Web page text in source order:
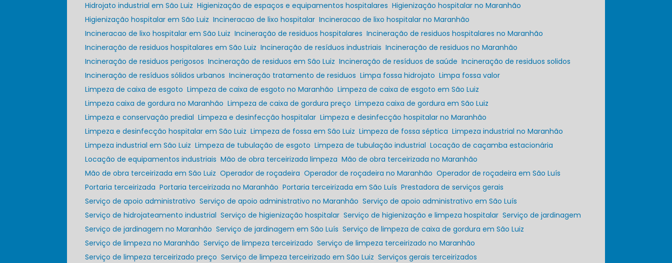
Hidrojato industrial em São Luiz
Higienização de espaços e equipamentos hospitalares
Higienização hospitalar no Maranhão
Higienização hospitalar em São Luiz
Incineracao de lixo hospitalar Incineracao de lixo hospitalar no Maranhão
Incineracao de lixo hospitalar em São Luiz
Incineração de residuos hospitalares
Incineração de residuos hospitalares no Maranhão
Incineração de residuos hospitalares em São Luiz
Incineração de resíduos industriais
Incineração de residuos no Maranhão
Incineração de residuos perigosos
Incineração de residuos em São Luiz Incineração de resíduos de saúde
Incineração de residuos solidos
Incineração de resíduos sólidos urbanos
Incineração tratamento de residuos Limpa fossa hidrojato
Limpa fossa valor
Limpeza de caixa de esgoto
Limpeza de caixa de esgoto no Maranhão
Limpeza de caixa de esgoto em São Luiz
Limpeza caixa de gordura no Maranhão
Limpeza de caixa de gordura preço
Limpeza caixa de gordura em São Luiz
Limpeza e conservação predial
Limpeza e desinfecção hospitalar
Limpeza e desinfecção hospitalar no Maranhão
Limpeza e desinfecção hospitalar em São Luiz
Limpeza de fossa em São Luiz Limpeza de fossa séptica
Limpeza industrial no Maranhão
Limpeza industrial em São Luiz
Limpeza de tubulação de esgoto Limpeza de tubulação industrial
Locação de caçamba estacionária
Locação de equipamentos industriais
Mão de obra terceirizada limpeza
Mão de obra terceirizada no Maranhão
Mão de obra terceirizada em São Luiz
Operador de roçadeira Operador de roçadeira no Maranhão
Operador de roçadeira em São Luís
Portaria terceirizada
Portaria terceirizada no Maranhão Portaria terceirizada em São Luís
Prestadora de serviços gerais
Serviço de apoio administrativo
Serviço de apoio administrativo no Maranhão
Serviço de apoio administrativo em São Luís
Serviço de hidrojateamento industrial
Serviço de higienização hospitalar Serviço de higienização e limpeza hospitalar
Serviço de jardinagem
Serviço de jardinagem no Maranhão
Serviço de jardinagem em São Luís
Serviço de limpeza de caixa de gordura em São Luiz
Serviço de limpeza no Maranhão
Serviço de limpeza terceirizado
Serviço de limpeza terceirizado no Maranhão
Serviço de limpeza terceirizado preço
Serviço de limpeza terceirizado em São Luiz
Serviços gerais terceirizados